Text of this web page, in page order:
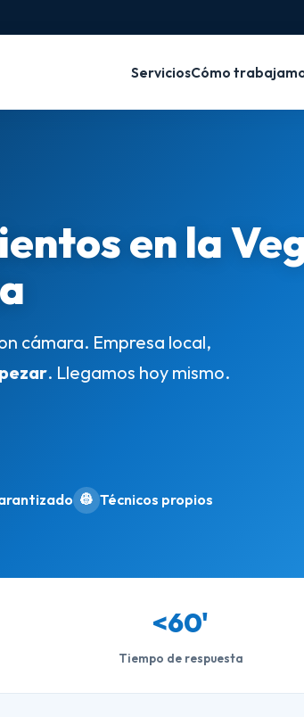
ServiciosCómo
en la
cámara. Empresa local,
. Llegamos hoy mismo.
👷 Técnicos propios
<60'
Tiempo de respuesta